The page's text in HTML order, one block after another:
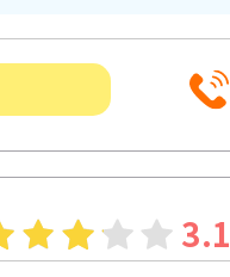
3.1